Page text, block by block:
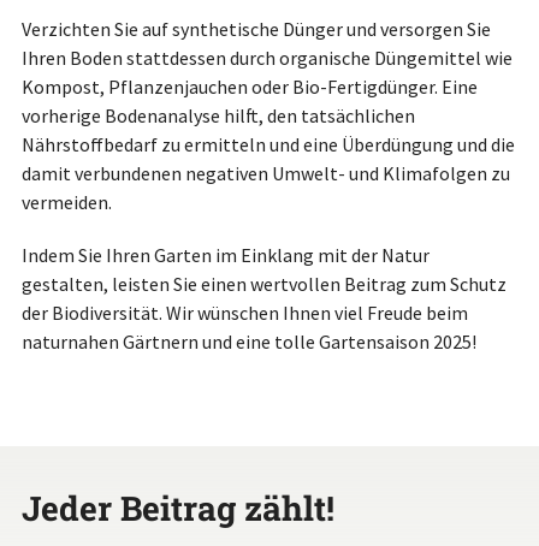
Verzichten Sie auf synthetische Dünger und versorgen Sie
Ihren Boden stattdessen durch organische Düngemittel wie
Kompost, Pflanzenjauchen oder Bio-Fertigdünger. Eine
vorherige Bodenanalyse hilft, den tatsächlichen
Nährstoffbedarf zu ermitteln und eine Überdüngung und die
damit verbundenen negativen Umwelt- und Klimafolgen zu
vermeiden.
Indem Sie Ihren Garten im Einklang mit der Natur
gestalten, leisten Sie einen wertvollen Beitrag zum Schutz
der Biodiversität. Wir wünschen Ihnen viel Freude beim
naturnahen Gärtnern und eine tolle Gartensaison 2025!
Jeder Beitrag zählt!